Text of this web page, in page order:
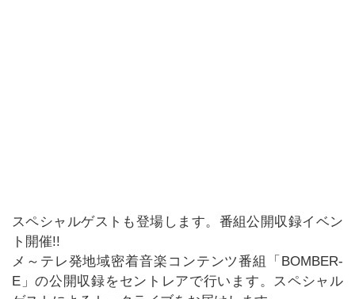
スペシャルゲストも登場します。番組公開収録イベン
ト開催!!
メ～テレ発地域密着音楽コンテンツ番組「BOMBER-
E」の公開収録をセントレアで行います。スペシャル